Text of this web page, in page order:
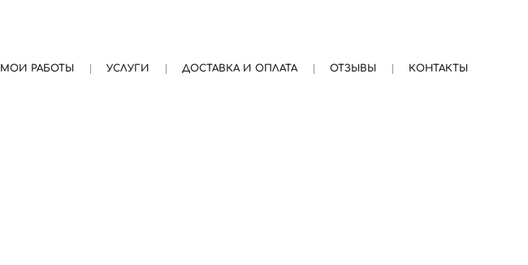
МОИ РАБОТЫ УСЛУГИ ДОСТАВКА И ОПЛАТА ОТЗЫВЫ КОНТАКТЫ